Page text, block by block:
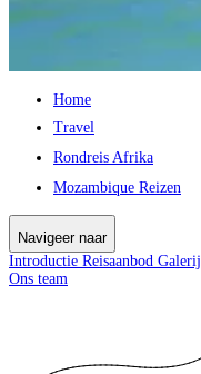
Home
Travel
Rondreis Afrika
Mozambique Reizen
Navigeer naar
Introductie Reisaanbod Galerij
Ons team